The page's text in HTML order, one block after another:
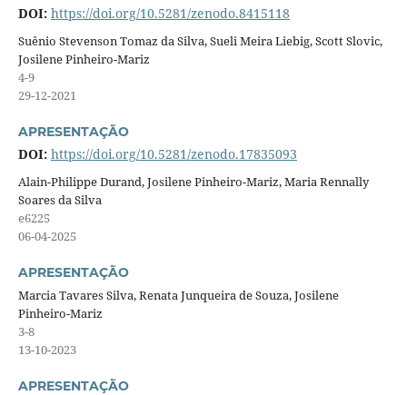
DOI: https://doi.org/10.5281/zenodo.8415118
Suênio Stevenson Tomaz da Silva, Sueli Meira Liebig, Scott Slovic,
Josilene Pinheiro-Mariz
4-9
29-12-2021
APRESENTAÇÃO
DOI: https://doi.org/10.5281/zenodo.17835093
Alain-Philippe Durand, Josilene Pinheiro-Mariz, Maria Rennally
Soares da Silva
e6225
06-04-2025
APRESENTAÇÃO
Marcia Tavares Silva, Renata Junqueira de Souza, Josilene
Pinheiro-Mariz
3-8
13-10-2023
APRESENTAÇÃO